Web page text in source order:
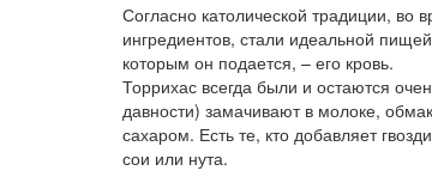
Согласно католической традиции, во
ингредиентов, стали идеальной
которым он подается, – его кровь.
Торрихас всегда были и остаются
давности) замачивают в молоке,
сахаром. Есть те, кто добавляет
сои или нута.